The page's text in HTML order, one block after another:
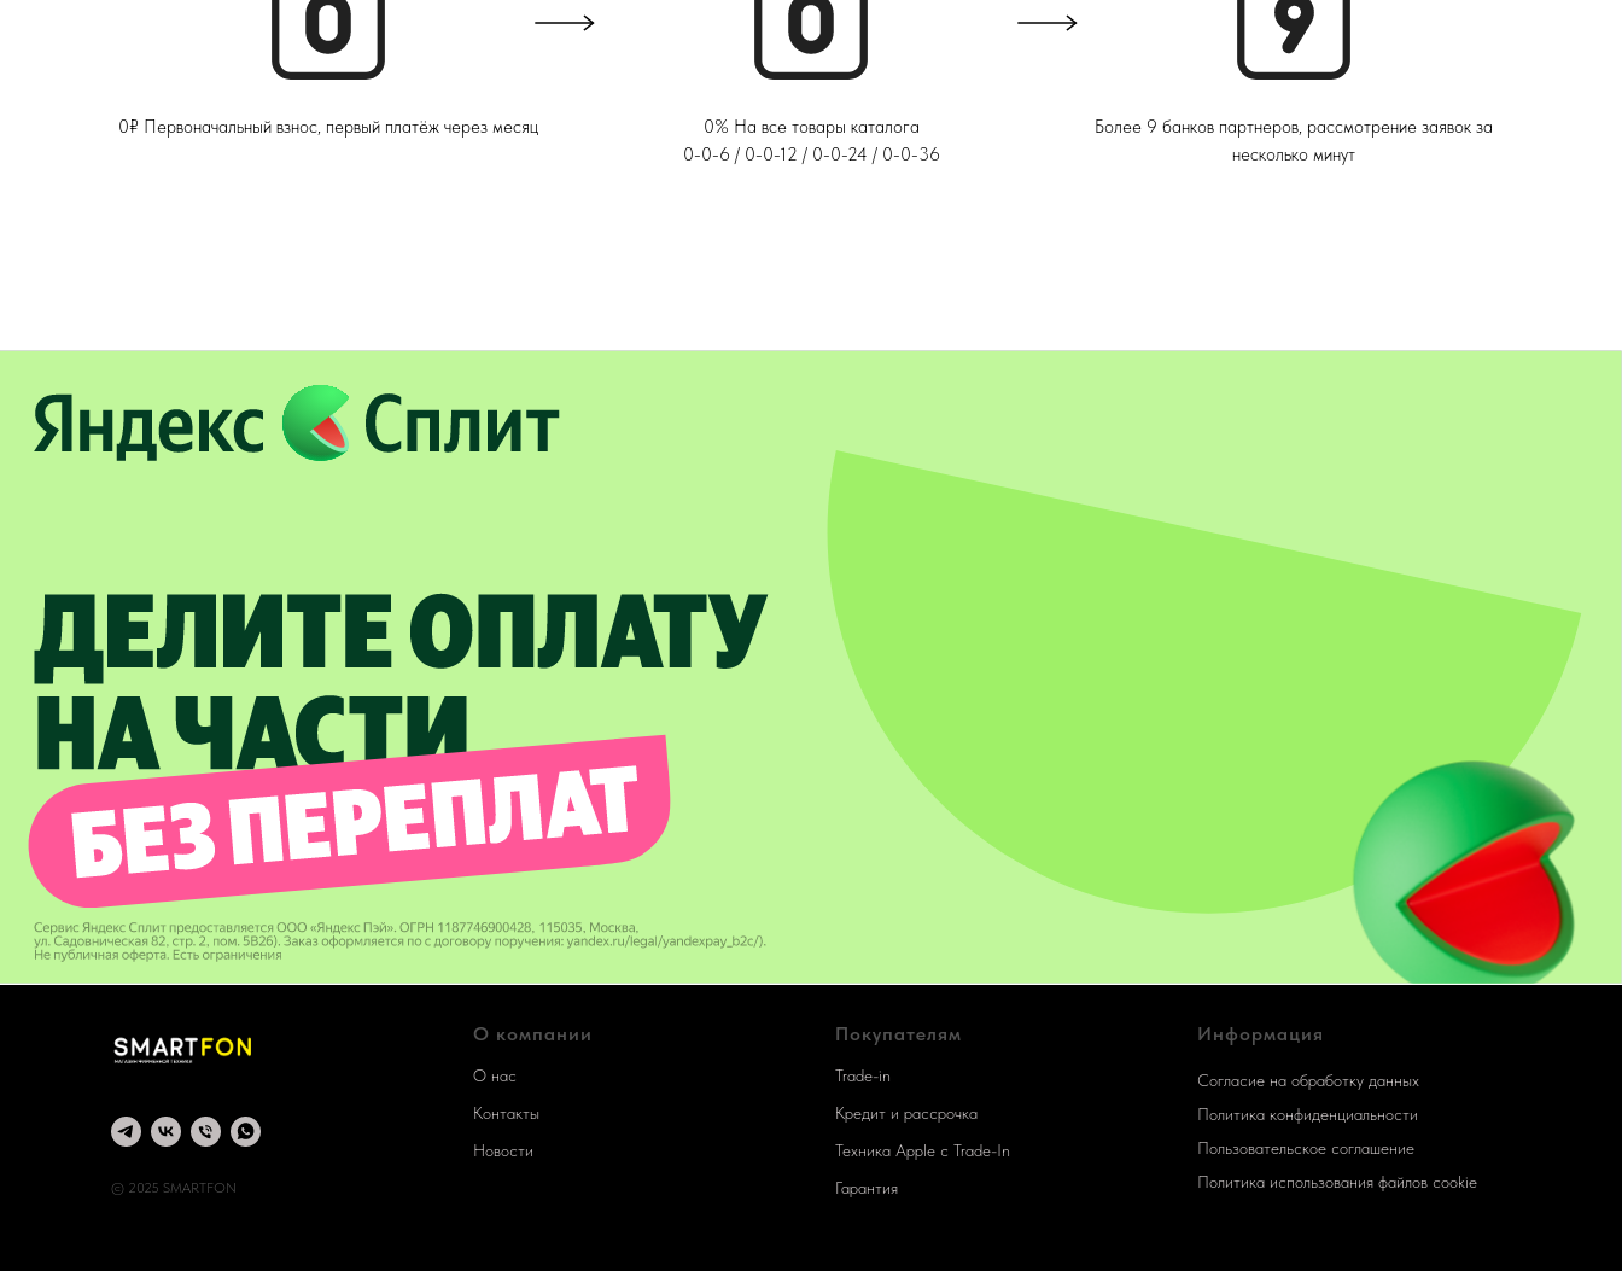
0₽ Первоначальный взнос, первый платёж через месяц
0% На все товары каталога
0-0-6 / 0-0-12 / 0-0-24 / 0-0-36
Более 9 банков партнеров, рассмотрение заявок за
несколько минут
© 2025 SMARTFON
О компании
О нас
Контакты
Новости
Покупателям
Trade-in
Кредит и рассрочка
Техника Apple c Trade-In
Гарантия
Информация
Согласие на обработку данных
Политика конфиденциальности
Пользовательское соглашение
Политика использования файлов cookie